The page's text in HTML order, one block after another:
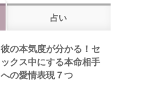
占い
彼の本気度が分かる！セ
ックス中にする本命相手
への愛情表現７つ